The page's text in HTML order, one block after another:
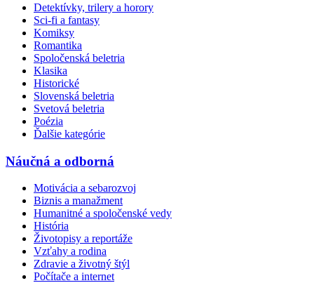
Detektívky, trilery a horory
Sci-fi a fantasy
Komiksy
Romantika
Spoločenská beletria
Klasika
Historické
Slovenská beletria
Svetová beletria
Poézia
Ďalšie kategórie
Náučná a odborná
Motivácia a sebarozvoj
Biznis a manažment
Humanitné a spoločenské vedy
História
Životopisy a reportáže
Vzťahy a rodina
Zdravie a životný štýl
Počítače a internet